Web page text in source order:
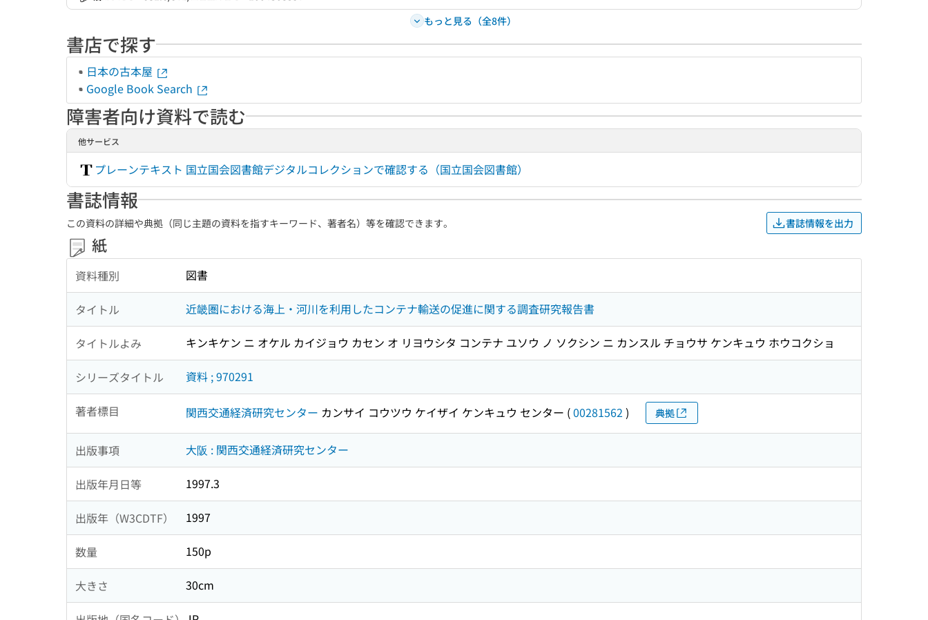
もっと見る（全8件）
書店で探す
日本の古本屋
Google Book Search
障害者向け資料で読む
他サービス
プレーンテキスト 国立国会図書館デジタルコレクションで確認する（国立国会図書館）
書誌情報
この資料の詳細や典拠（同じ主題の資料を指すキーワード、著者名）等を確認できます。 書誌情報を出力
紙
資料種別 図書
タイトル 近畿圏における海上・河川を利用したコンテナ輸送の促進に関する調査研究報告書
タイトルよみ キンキケン ニ オケル カイジョウ カセン オ リヨウシタ コンテナ ユソウ ノ ソクシン ニ カンスル チョウサ ケンキュウ ホウコクショ
シリーズタイトル 資料 ; 970291
著者標目 関西交通経済研究センター カンサイ コウツウ ケイザイ ケンキュウ センター (00281562 ) 典拠
出版事項 大阪 : 関西交通経済研究センター
出版年月日等 1997.3
出版年（W3CDTF） 1997
数量 150p
大きさ 30cm